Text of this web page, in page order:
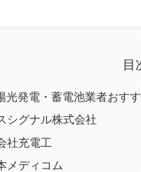
目
光発電・蓄電池業者おす
シグナル株式会社
社充電工
メディコム